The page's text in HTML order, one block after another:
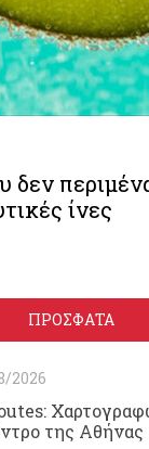
δεν
ίνες
ΠΡΟΣΦΑΤΑ
2026
της Αθήνας